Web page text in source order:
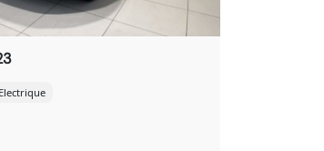
Electrique